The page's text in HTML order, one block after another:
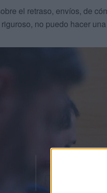
el retraso, envíos, de
no puedo hacer